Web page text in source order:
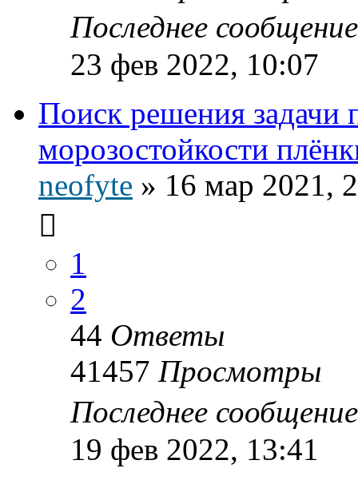
Последнее
23 фев 2022, 10:07
Поиск решения
морозостойкости
neofyte » 16 мар 2021,
1
2
44 Ответы
41457 Просмотры
Последнее
19 фев 2022, 13:41